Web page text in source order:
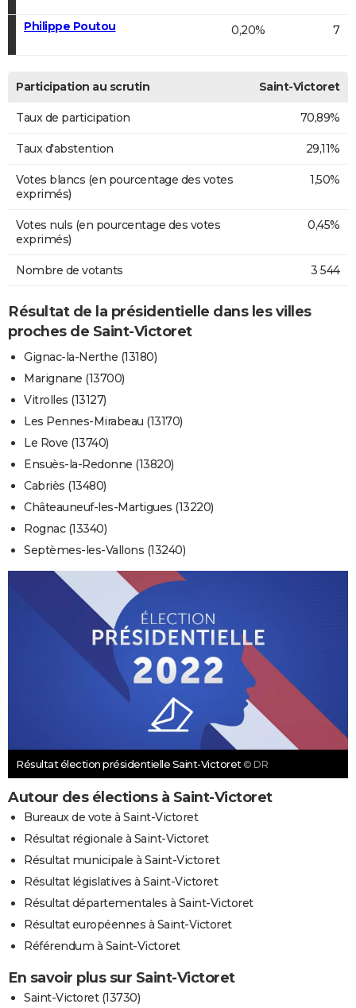
Philippe Poutou 0,20% 7
Participation au scrutin Saint-Victoret
Taux de participation 70,89%
Taux d'abstention 29,11%
Votes blancs (en pourcentage des votes
exprimés)
1,50%
Votes nuls (en pourcentage des votes
exprimés)
0,45%
Nombre de votants 3 544
Résultat de la présidentielle dans les villes
proches de Saint-Victoret
Gignac-la-Nerthe (13180)
Marignane (13700)
Vitrolles (13127)
Les Pennes-Mirabeau (13170)
Le Rove (13740)
Ensuès-la-Redonne (13820)
Cabriès (13480)
Châteauneuf-les-Martigues (13220)
Rognac (13340)
Septèmes-les-Vallons (13240)
Résultat élection présidentielle Saint-Victoret © DR
Autour des élections à Saint-Victoret
Bureaux de vote à Saint-Victoret
Résultat régionale à Saint-Victoret
Résultat municipale à Saint-Victoret
Résultat législatives à Saint-Victoret
Résultat départementales à Saint-Victoret
Résultat européennes à Saint-Victoret
Référendum à Saint-Victoret
En savoir plus sur Saint-Victoret
Saint-Victoret (13730)